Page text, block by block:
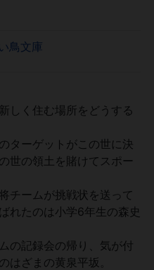
鳥文庫
しく住む場所をどうする
ターゲットがこの世に決
世の領土を賭けてスポー
チームが挑戦状を送って
れたのは小学6年生の森史
の記録会の帰り、気が付
はざまの黄泉平坂。